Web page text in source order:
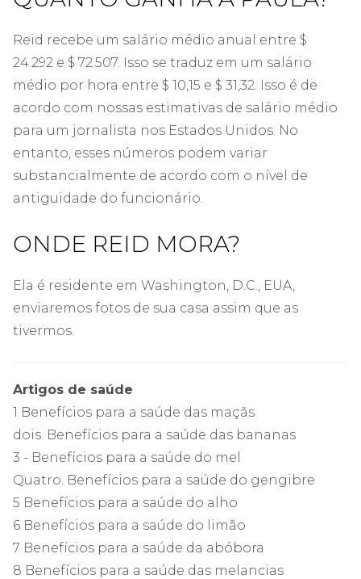
Reid recebe um salário médio anual entre $
24.292 e $ 72.507. Isso se traduz em um salário
médio por hora entre $ 10,15 e $ 31,32. Isso é de
acordo com nossas estimativas de salário médio
para um jornalista nos Estados Unidos. No
entanto, esses números podem variar
substancialmente de acordo com o nível de
antiguidade do funcionário.
ONDE REID MORA?
Ela é residente em Washington, D.C., EUA,
enviaremos fotos de sua casa assim que as
tivermos.
Artigos de saúde
1 Benefícios para a saúde das maçãs
dois. Benefícios para a saúde das bananas
3 - Benefícios para a saúde do mel
Quatro. Benefícios para a saúde do gengibre
5 Benefícios para a saúde do alho
6 Benefícios para a saúde do limão
7 Benefícios para a saúde da abóbora
8 Benefícios para a saúde das melancias